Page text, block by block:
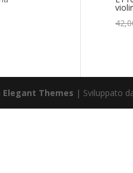
Elegant Themes | Sviluppato